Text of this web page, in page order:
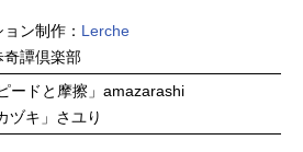
ン制作： Lerche
奇譚倶楽部
ードと摩擦」amazarashi
ヅキ」さユり